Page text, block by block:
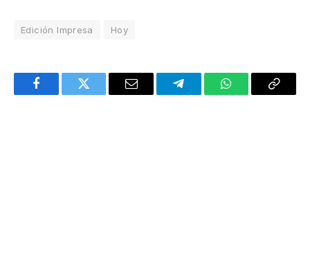
Edición Impresa Hoy
FacebookTwitter Email TelegramWhatsAppCopy